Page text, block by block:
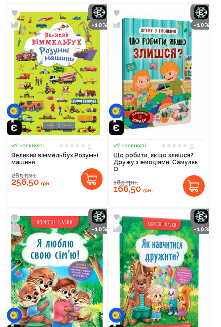
-10%
У наявності
0
Великий віммельбух Розумні
машини
285грн.
256,50 грн.
-10%
У наявності
0
Що робити, якщо злишся?
Дружу з емоціями. Самуляк
О.
185грн.
166,50 грн.
-10% -10%